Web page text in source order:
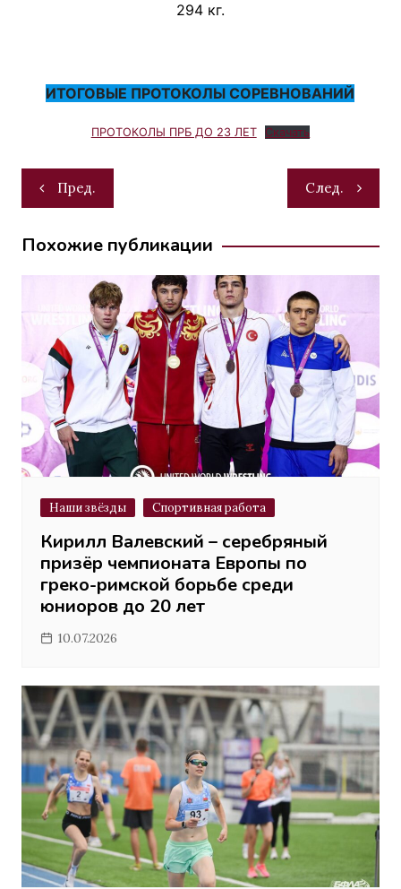
294 кг.
ИТОГОВЫЕ ПРОТОКОЛЫ СОРЕВНОВАНИЙ
ПРОТОКОЛЫ ПРБ ДО 23 ЛЕТ Скачать
Навигация
по
записям
Пред. След.
Похожие публикации
Наши звёзды Спортивная работа
Кирилл Валевский – серебряный
призёр чемпионата Европы по
греко-римской борьбе среди
юниоров до 20 лет
10.07.2026